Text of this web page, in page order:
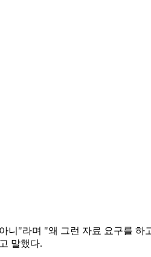
니"라며 "왜 그런 자료 요구를 하
말했다.